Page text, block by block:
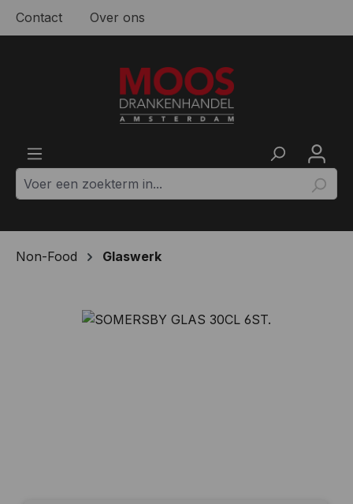
Ga naar de hoofdinhoud
Contact Over ons
Non-Food Glaswerk
Afbeeldingengalerij overslaan